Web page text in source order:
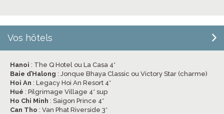
Vos hôtels
Hanoi : The Q Hotel ou La Casa 4*
Baie d’Halong : Jonque Bhaya Classic ou Victory Star (charme)
Hoi An : Legacy Hoi An Resort 4*
Hué : Pilgrimage Village 4* sup
Ho Chi Minh : Saigon Prince 4*
Can Tho : Van Phat Riverside 3*